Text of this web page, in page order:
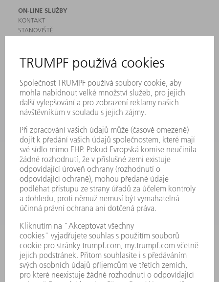
ON-LINE SLUŽBY
KONTAKT
STANOVIŠTĚ
MYTRUMPF
BEZPEČNOSTNÍ LISTY
PRODUKTY
STROJE & SYSTÉMY
LASER
VÝKONOVÁ ELEKTRONIKA
SMART FACTORY
SOFTWARE
SERVIS
POUŽITÍ
ODVĚTVÍ
SPOLEČNOST
KARIÉRA
PRACOVNÍ NABÍDKY
PROFIL PODNIKU
VÝROČNÍ ZPRÁVA
ZÁSADY SPOLEČNOSTI
SHODA
SYSTÉM UPOZORŇOVAČŮ
SECURITY
TISKOVÉ ZPRÁVY